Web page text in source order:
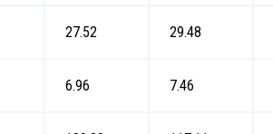
27.52 29.48
6.96 7.46